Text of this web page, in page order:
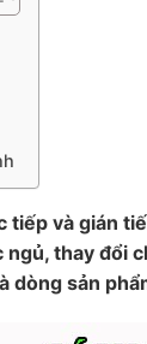
và gián
thay đổi
dòng sản